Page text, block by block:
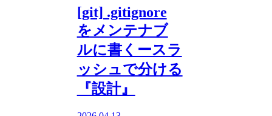
[git] .gitignore
をメンテナブ
ルに書くースラ
ッシュで分ける
『設計』